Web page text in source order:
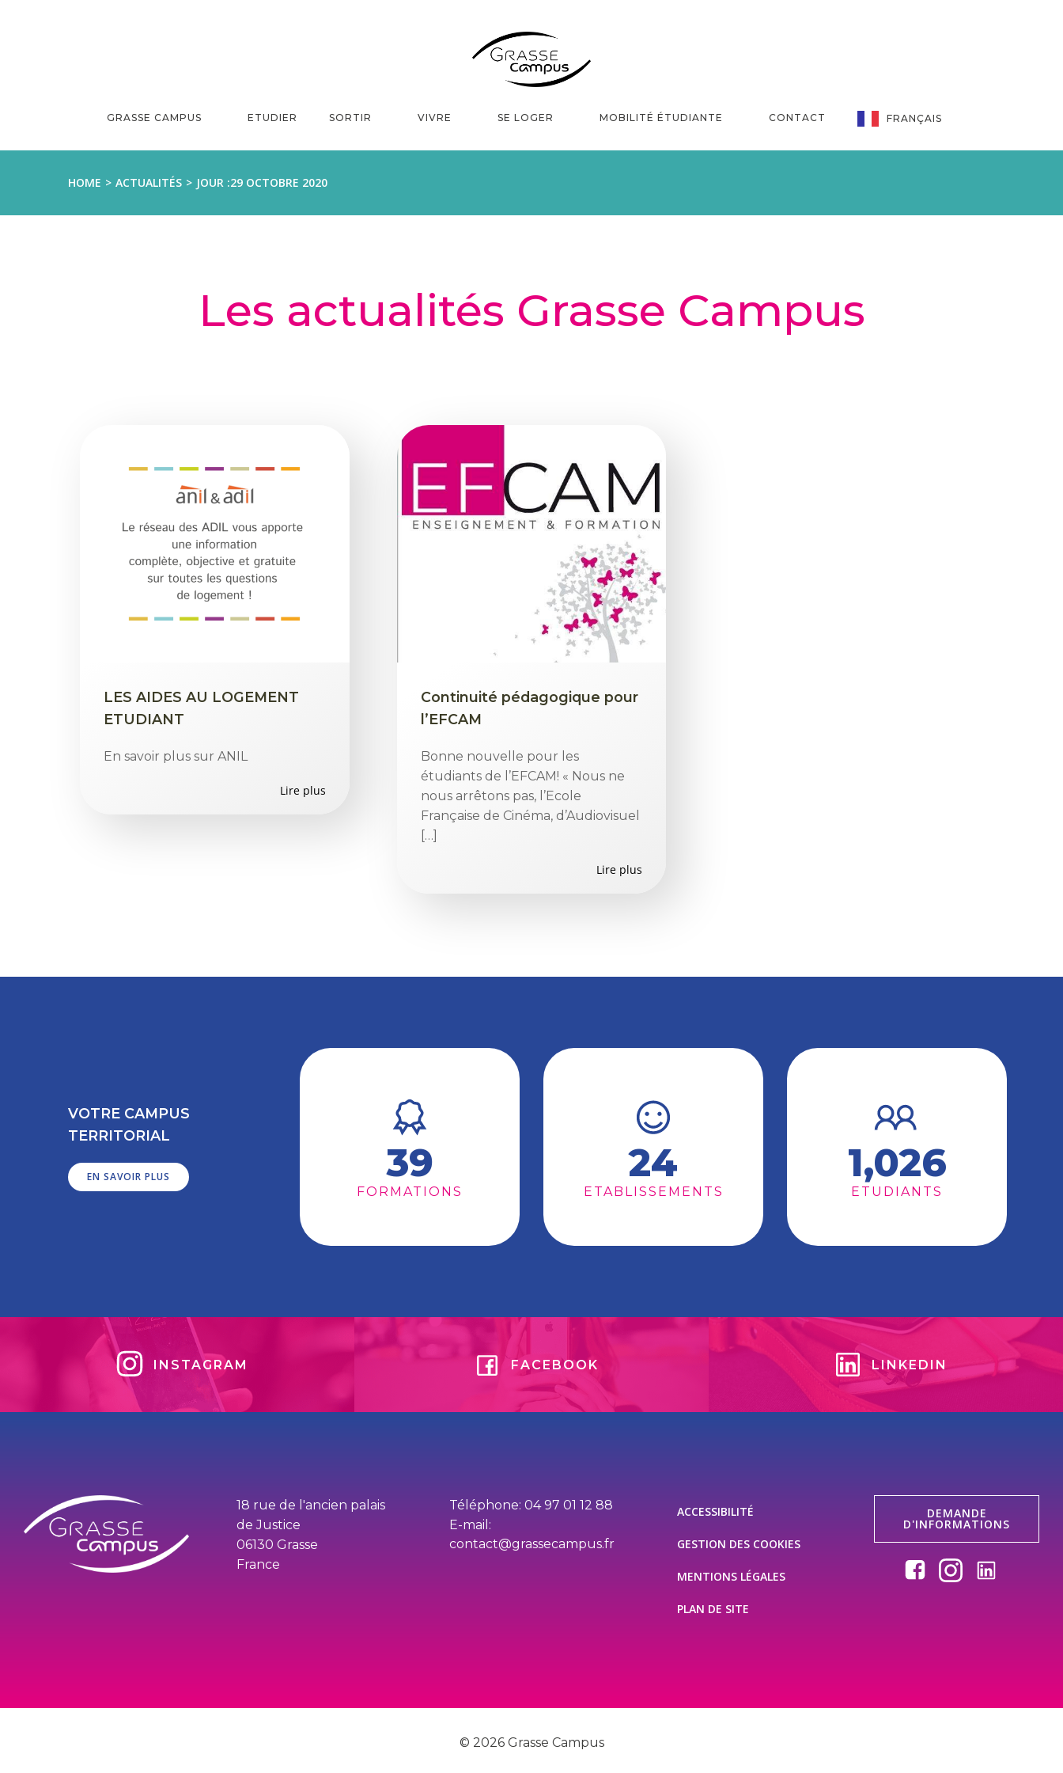
GRASSE CAMPUS ETUDIER SORTIR VIVRE SE LOGER MOBILITÉ ÉTUDIANTE CONTACT FRANÇAIS
HOME ACTUALITÉS JOUR :29 OCTOBRE 2020
Les actualités Grasse Campus
LES AIDES AU LOGEMENT
ETUDIANT
En savoir plus sur ANIL
Lire plus
Continuité pédagogique pour
l’EFCAM
Bonne nouvelle pour les
étudiants de l’EFCAM! « Nous ne
nous arrêtons pas, l’Ecole
Française de Cinéma, d’Audiovisuel
[…]
Lire plus
VOTRE CAMPUS
TERRITORIAL
EN SAVOIR PLUS 39
FORMATIONS
24
ETABLISSEMENTS
1,026
ETUDIANTS
INSTAGRAM FACEBOOK LINKEDIN
18 rue de l'ancien palais
de Justice
06130 Grasse
France
Téléphone: 04 97 01 12 88
E-mail:
contact@grassecampus.fr
ACCESSIBILITÉ
GESTION DES COOKIES
MENTIONS LÉGALES
PLAN DE SITE
DEMANDE
D'INFORMATIONS
© 2026 Grasse Campus